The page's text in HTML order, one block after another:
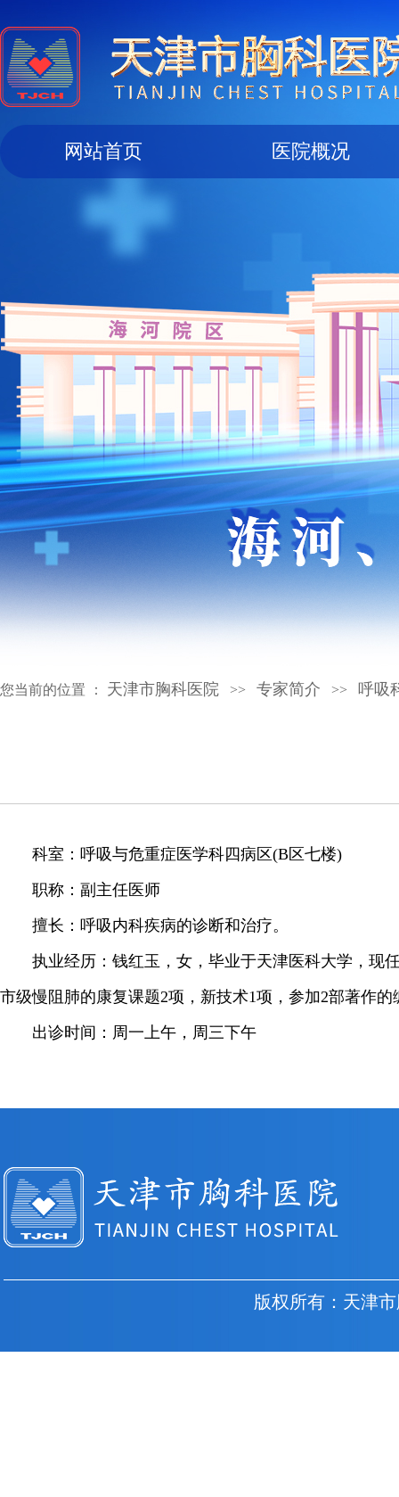
网站首页 医院概况
您当前的位置 ： 天津市胸科医院 >> 专家简介 >> 呼吸
科室：呼吸与危重症医学科四病区(B区七楼)
职称：副主任医师
擅长：呼吸内科疾病的诊断和治疗。
执业经历：钱红玉，女，毕业于天津医科大学，现任
市级慢阻肺的康复课题2项，新技术1项，参加2部著作
出诊时间：周一上午，周三下午
版权所有：天津